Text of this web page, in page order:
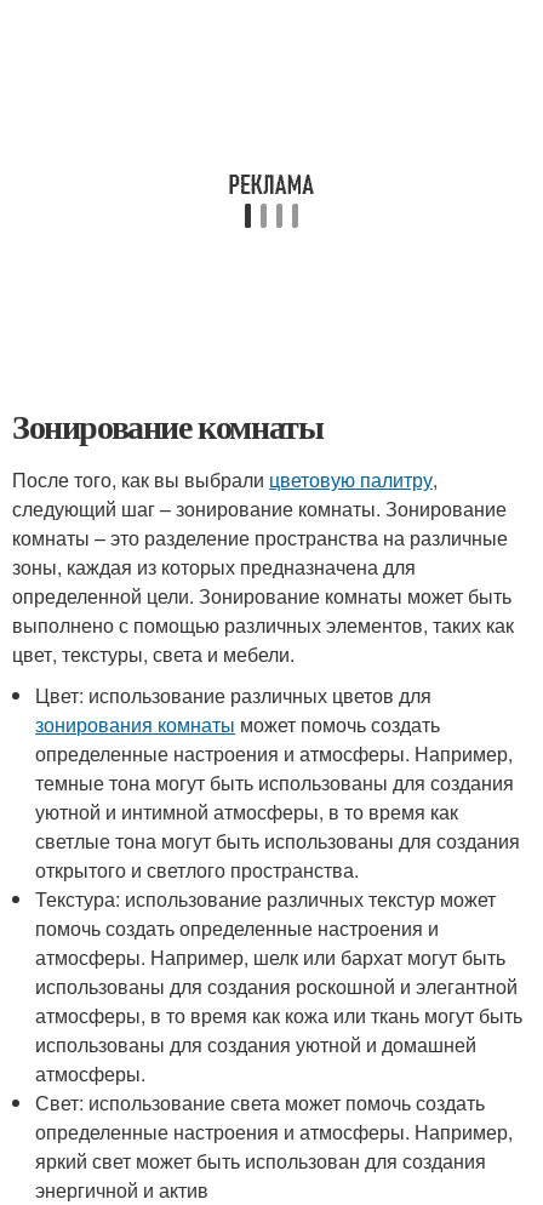
Зонирование комнаты
После того, как вы выбрали цветовую палитру,
следующий шаг – зонирование комнаты. Зонирование
комнаты – это разделение пространства на различные
зоны, каждая из которых предназначена для
определенной цели. Зонирование комнаты может быть
выполнено с помощью различных элементов, таких как
цвет, текстуры, света и мебели.
Цвет: использование различных цветов для
зонирования комнаты может помочь создать
определенные настроения и атмосферы. Например,
темные тона могут быть использованы для создания
уютной и интимной атмосферы, в то время как
светлые тона могут быть использованы для создания
открытого и светлого пространства.
Текстура: использование различных текстур может
помочь создать определенные настроения и
атмосферы. Например, шелк или бархат могут быть
использованы для создания роскошной и элегантной
атмосферы, в то время как кожа или ткань могут быть
использованы для создания уютной и домашней
атмосферы.
Свет: использование света может помочь создать
определенные настроения и атмосферы. Например,
яркий свет может быть использован для создания
энергичной и актив